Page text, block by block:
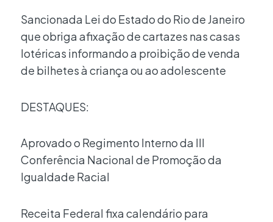
Sancionada Lei do Estado do Rio de Janeiro
que obriga afixação de cartazes nas casas
lotéricas informando a proibição de venda
de bilhetes à criança ou ao adolescente
DESTAQUES:
Aprovado o Regimento Interno da III
Conferência Nacional de Promoção da
Igualdade Racial
Receita Federal fixa calendário para